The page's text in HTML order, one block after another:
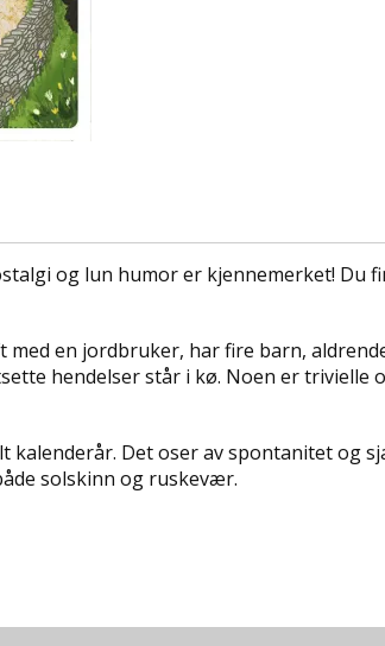
og lun humor er kjennemerket! Du
en jordbruker, har fire barn,
hendelser står i kø. Noen er trivielle
kalenderår. Det oser av spontanitet og
solskinn og ruskevær.